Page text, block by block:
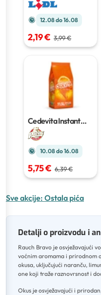
12.08 do 16.08
2,19 € 3,99 €
Cedevita Instant
napitak
10.08 do 16.08
5,75 € 6,39 €
Sve akcije: Ostala pića
Detalji o proizvodu i
Rauch Bravo je osvježavajući
voćnim aromama i prirodnom
okusa, uključujući naranču,
one koji traže raznovrsnost i
Okus je osvježavajući i